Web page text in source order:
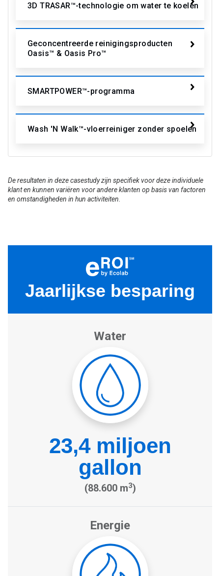
3D TRASAR™-technologie om water te koelen
Geconcentreerde reinigingsproducten
Oasis™ & Oasis Pro™
SMARTPOWER™-programma
Wash 'N Walk™-vloerreiniger zonder spoelen
De resultaten in deze casestudy zijn specifiek voor deze individuele
klant en kunnen variëren voor andere klanten op basis van factoren
en omstandigheden in hun activiteiten.